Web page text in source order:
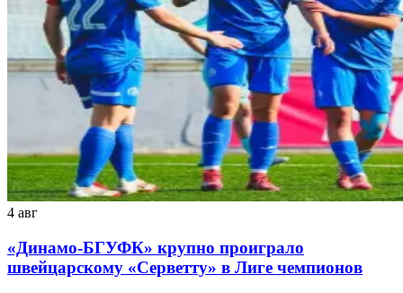
4 авг
«Динамо-БГУФК» крупно проиграло
швейцарскому «Серветту» в Лиге чемпионов